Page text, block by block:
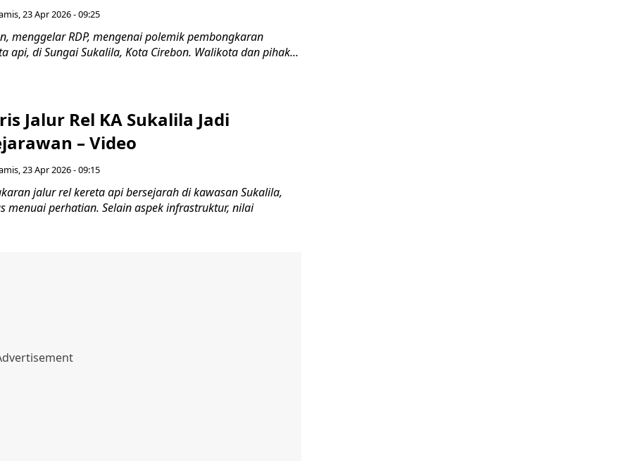
23 Apr 2026 - 09:25
menggelar RDP, mengenai polemik pembongkaran
api, di Sungai Sukalila, Kota Cirebon. Walikota dan pihak...
Jalur Rel KA Sukalila Jadi
– Video
23 Apr 2026 - 09:15
jalur rel kereta api bersejarah di kawasan Sukalila,
menuai perhatian. Selain aspek infrastruktur, nilai